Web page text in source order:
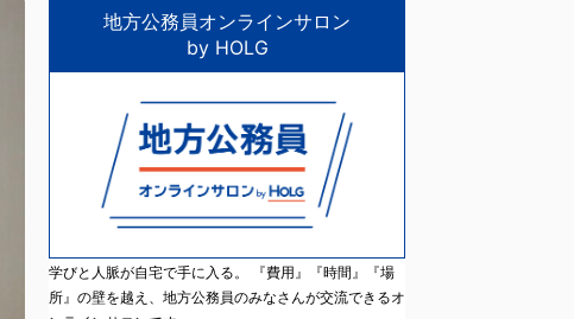
地方公務員オンラインサロン
by HOLG
学びと人脈が自宅で手に入る。 『費用』『時間』『場
所』の壁を越え、地方公務員のみなさんが交流できるオ